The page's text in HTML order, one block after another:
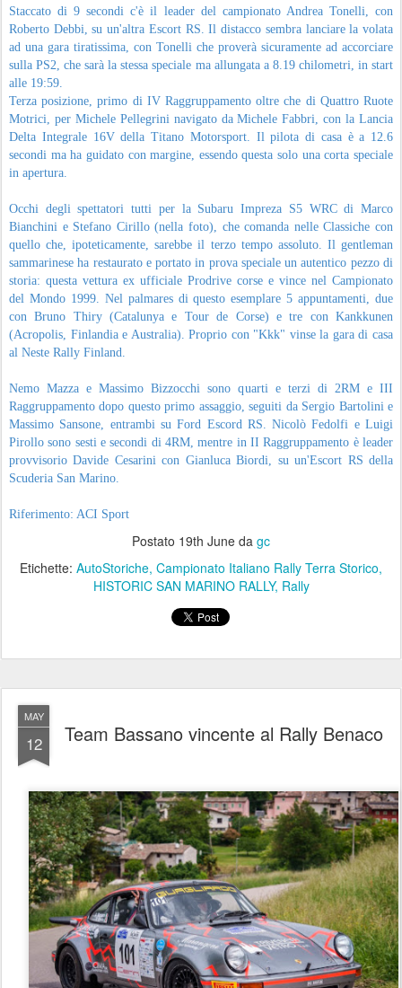
Staccato di 9 secondi c'è il leader del campionato Andrea Tonelli, con
Roberto Debbi, su un'altra Escort RS. Il distacco sembra lanciare la volata
ad una gara tiratissima, con Tonelli che proverà sicuramente ad accorciare
sulla PS2, che sarà la stessa speciale ma allungata a 8.19 chilometri, in start
alle 19:59.
Terza posizione, primo di IV Raggruppamento oltre che di Quattro Ruote
Motrici, per Michele Pellegrini navigato da Michele Fabbri, con la Lancia
Delta Integrale 16V della Titano Motorsport. Il pilota di casa è a 12.6
secondi ma ha guidato con margine, essendo questa solo una corta speciale
in apertura.
Occhi degli spettatori tutti per la Subaru Impreza S5 WRC di Marco
Bianchini e Stefano Cirillo (nella foto), che comanda nelle Classiche con
quello che, ipoteticamente, sarebbe il terzo tempo assoluto. Il gentleman
sammarinese ha restaurato e portato in prova speciale un autentico pezzo di
storia: questa vettura ex ufficiale Prodrive corse e vince nel Campionato
del Mondo 1999. Nel palmares di questo esemplare 5 appuntamenti, due
con Bruno Thiry (Catalunya e Tour de Corse) e tre con Kankkunen
(Acropolis, Finlandia e Australia). Proprio con "Kkk" vinse la gara di casa
al Neste Rally Finland.
Nemo Mazza e Massimo Bizzocchi sono quarti e terzi di 2RM e III
Raggruppamento dopo questo primo assaggio, seguiti da Sergio Bartolini e
Massimo Sansone, entrambi su Ford Escord RS. Nicolò Fedolfi e Luigi
Pirollo sono sesti e secondi di 4RM, mentre in II Raggruppamento è leader
provvisorio Davide Cesarini con Gianluca Biordi, su un'Escort RS della
Scuderia San Marino.
Riferimento: ACI Sport
Postato 19th June da gc
Etichette: AutoStoriche Campionato Italiano Rally Terra Storico
HISTORIC SAN MARINO RALLY Rally
MAY
12 Team Bassano vincente al Rally Benaco